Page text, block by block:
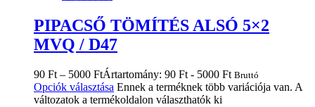
PIPACSŐ TÖMÍTÉS ALSÓ 5×2
MVQ / D47
90 Ft – 5000 FtÁrtartomány: 90 Ft - 5000 Ft Bruttó
Opciók választása Ennek a terméknek több variációja van. A
változatok a termékoldalon választhatók ki